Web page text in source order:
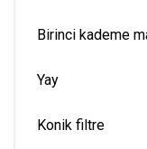
Birinci kademe
Yay
Konik filtre